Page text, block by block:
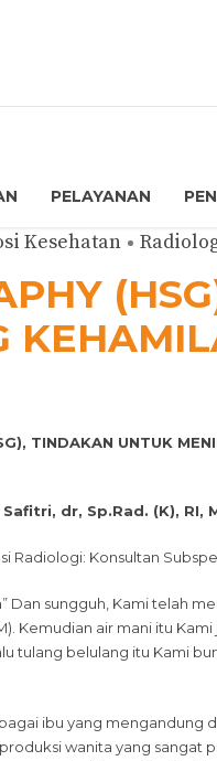
PELAYANAN
Kesehatan
TINDAKAN UNTUK
Safitri, dr, Sp.Rad. (K), RI,
Konsultan
Dan sungguh, Kami
Kemudian air mani itu
tulang belulang itu Kami
ibu yang
wanita yang